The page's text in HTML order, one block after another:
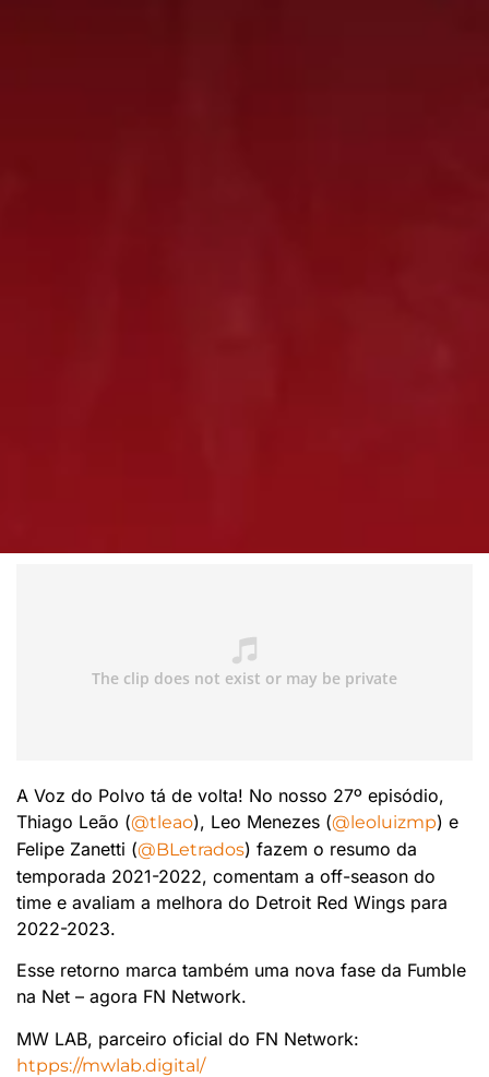
A Voz do Polvo tá de volta! No nosso 27º episódio,
Thiago Leão (@tleao), Leo Menezes (@leoluizmp) e
Felipe Zanetti (@BLetrados) fazem o resumo da
temporada 2021-2022, comentam a off-season do
time e avaliam a melhora do Detroit Red Wings para
2022-2023.
Esse retorno marca também uma nova fase da Fumble
na Net – agora FN Network.
MW LAB, parceiro oficial do FN Network:
htpps://mwlab.digital/